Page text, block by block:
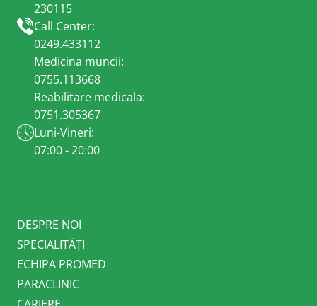
230115
Call Center:
0249.433112
Medicina muncii:
0755.113668
Reabilitare medicala:
0751.305367
Luni-Vineri:
07:00 - 20:00
DESPRE NOI
SPECIALITĂȚI
ECHIPA PROMED
PARACLINIC